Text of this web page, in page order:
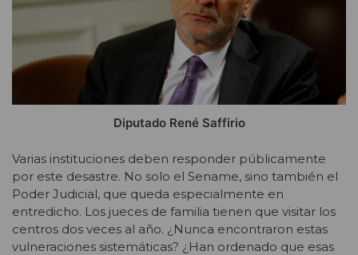
Diputado René Saffirio
Varias instituciones deben responder públicamente
por este desastre. No solo el Sename, sino también el
Poder Judicial, que queda especialmente en
entredicho. Los jueces de familia tienen que visitar los
centros dos veces al año. ¿Nunca encontraron estas
vulneraciones sistemáticas? ¿Han ordenado que esas